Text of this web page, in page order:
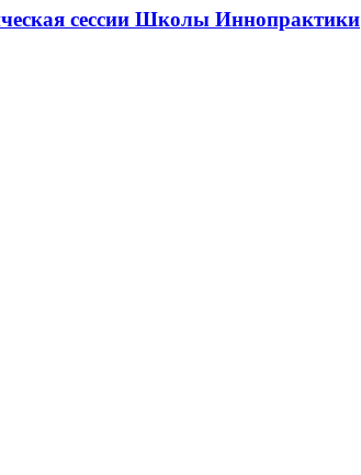
сессии Школы Иннопрактики